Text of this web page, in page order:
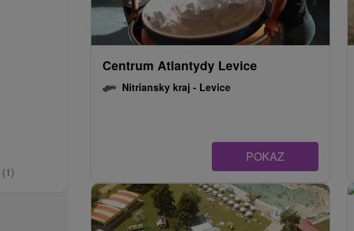
(1)
Centrum Atlantydy Levice
Nitriansky kraj - Levice
POKAZ